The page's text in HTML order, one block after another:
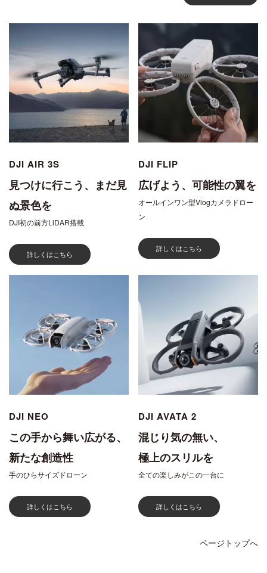
DJI AIR 3S
見つけに行こう、まだ見
ぬ景色を
DJI初の前方LiDAR搭載
詳しくはこちら
DJI FLIP
広げよう、可能性の翼を
オールインワン型Vlogカメラドロー
ン
詳しくはこちら
DJI NEO
この手から舞い広がる、
新たな創造性
手のひらサイズドローン
詳しくはこちら
DJI AVATA 2
混じり気の無い、
極上のスリルを
全ての楽しみがこの一台に
詳しくはこちら
ページトップへ